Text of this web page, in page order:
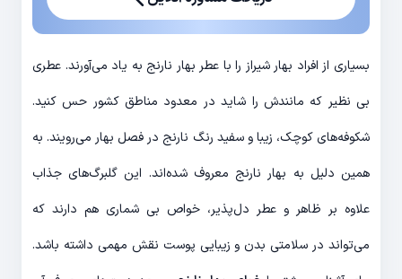
بسیاری از افراد بهار شیراز را با عطر بهار نارنج به یاد می‌آورند. عطری
بی نظیر که مانندش را شاید در معدود مناطق کشور حس کنید.
شکوفه‌های کوچک، زیبا و سفید رنگ نارنج در فصل بهار می‌رویند. به
همین دلیل به بهار نارنج معروف شده‌اند. این گلبرگ‌های جذاب
علاوه بر ظاهر و عطر دل‌پذیر، خواص بی شماری هم دارند که
می‌تواند در سلامتی بدن و زیبایی پوست نقش مهمی داشته باشد.